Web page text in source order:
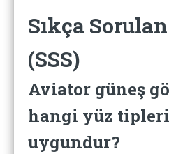
Sıkça
(SSS)
Aviator güneş
hangi yüz
uygundur?